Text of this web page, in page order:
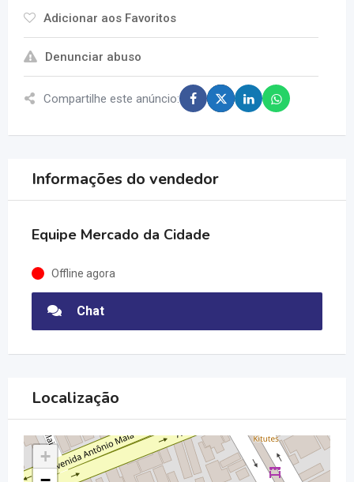
Adicionar aos Favoritos
Denunciar abuso
Compartilhe este anúncio:
Informações do vendedor
Equipe Mercado da Cidade
Offline agora
Chat
Localização
+